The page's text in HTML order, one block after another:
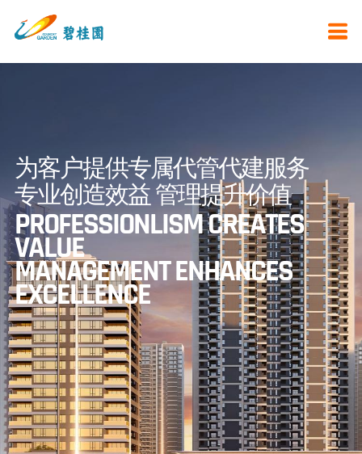
为客户提供专属代管代建服务
专业创造效益 管理提升价值
PROFESSIONLISM CREATES
VALUE
MANAGEMENT ENHANCES
EXCELLENCE